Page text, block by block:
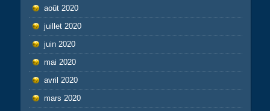
août 2020
juillet 2020
juin 2020
mai 2020
avril 2020
mars 2020